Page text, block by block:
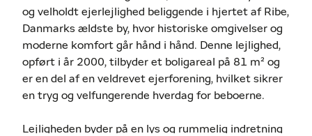
og velholdt ejerlejlighed beliggende i hjertet af Ribe,
Danmarks ældste by, hvor historiske omgivelser og
moderne komfort går hånd i hånd. Denne lejlighed,
opført i år 2000, tilbyder et boligareal på 81 m² og
er en del af en veldrevet ejerforening, hvilket sikrer
en tryg og velfungerende hverdag for beboerne.
Lejligheden byder på en lys og rummelig indretning